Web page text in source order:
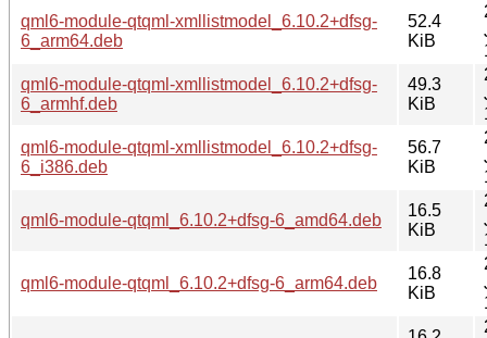
qml6-module-qtqml-xmllistmodel_6.10.2+dfsg-
6_arm64.deb
52.4
KiB
qml6-module-qtqml-xmllistmodel_6.10.2+dfsg-
6_armhf.deb
49.3
KiB
qml6-module-qtqml-xmllistmodel_6.10.2+dfsg-
6_i386.deb
56.7
KiB
qml6-module-qtqml_6.10.2+dfsg-6_amd64.deb
16.5
KiB
qml6-module-qtqml_6.10.2+dfsg-6_arm64.deb
16.8
KiB